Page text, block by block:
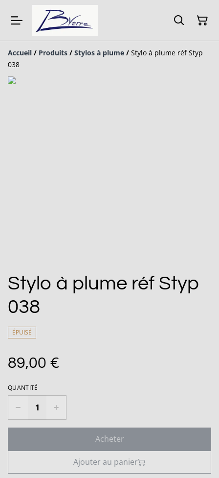
Accueil / Produits / Stylos à plume / Stylo à plume réf Styp
038
Stylo à plume réf Styp
038
ÉPUISÉ
89,00 €
QUANTITÉ
Acheter
Ajouter au panier